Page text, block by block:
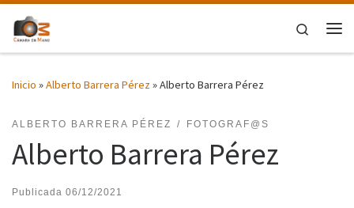
Saltar al contenido
Search
Inicio »Alberto Barrera Pérez»Alberto Barrera Pérez
ALBERTO BARRERA PÉREZ FOTOGRAF@S
Alberto Barrera Pérez
Publicada 06/12/2021